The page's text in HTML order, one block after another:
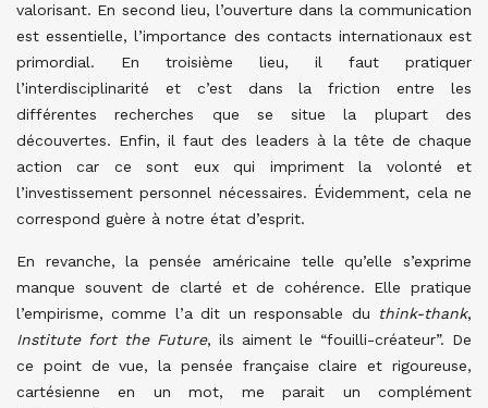
valorisant. En second lieu, l’ouverture dans la communication
est essentielle, l’importance des contacts internationaux est
primordial. En troisième lieu, il faut pratiquer
l’interdisciplinarité et c’est dans la friction entre les
différentes recherches que se situe la plupart des
découvertes. Enfin, il faut des leaders à la tête de chaque
action car ce sont eux qui impriment la volonté et
l’investissement personnel nécessaires. Évidemment, cela ne
correspond guère à notre état d’esprit.
En revanche, la pensée américaine telle qu’elle s’exprime
manque souvent de clarté et de cohérence. Elle pratique
l’empirisme, comme l’a dit un responsable du
think-thank,
Institute fort the Future, ils aiment le “fouilli-créateur”. De
ce point de vue, la pensée française claire et rigoureuse,
cartésienne en un mot, me parait un complément